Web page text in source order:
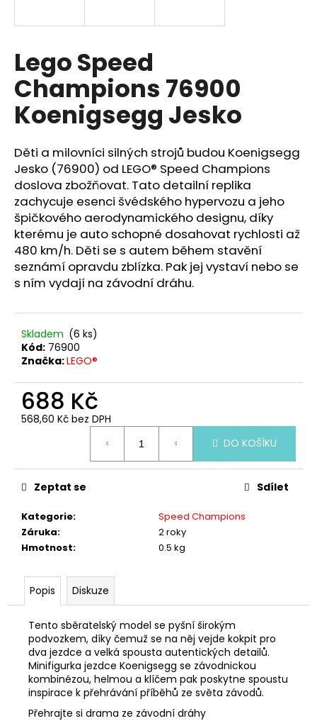
Lego Speed
Champions 76900
Koenigsegg Jesko
Děti a milovníci silných strojů budou Koenigsegg
Jesko (76900) od LEGO® Speed Champions
doslova zbožňovat. Tato detailní replika
zachycuje esenci švédského hypervozu a jeho
špičkového aerodynamického designu, díky
kterému je auto schopné dosahovat rychlosti až
480 km/h. Děti se s autem během stavění
seznámí opravdu zblízka. Pak jej vystaví nebo se
s ním vydají na závodní dráhu.
Skladem (6 ks)
Kód: 76900
Značka:LEGO®
688 Kč
568,60 Kč bez DPH
DO KOŠÍKU
Kategorie:
Speed Champions
Záruka:
2 roky
Hmotnost: 0.5 kg
Zeptat se Sdílet
Popis Diskuze
Tento sběratelský model se pyšní širokým
podvozkem, díky čemuž se na něj vejde kokpit pro
dva jezdce a velká spousta autentických detailů.
Minifigurka jezdce Koenigsegg se závodnickou
kombinézou, helmou a klíčem pak poskytne spoustu
inspirace k přehrávání příběhů ze světa závodů.
Přehrajte si drama ze závodní dráhy
í
t
?
HLEDAT
D
o
p
o
r
č
u
e
m
NA
699
Kč